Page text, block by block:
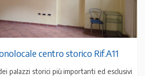
centro storico Rif.A11
palazzi storici più importanti ed esclusivi